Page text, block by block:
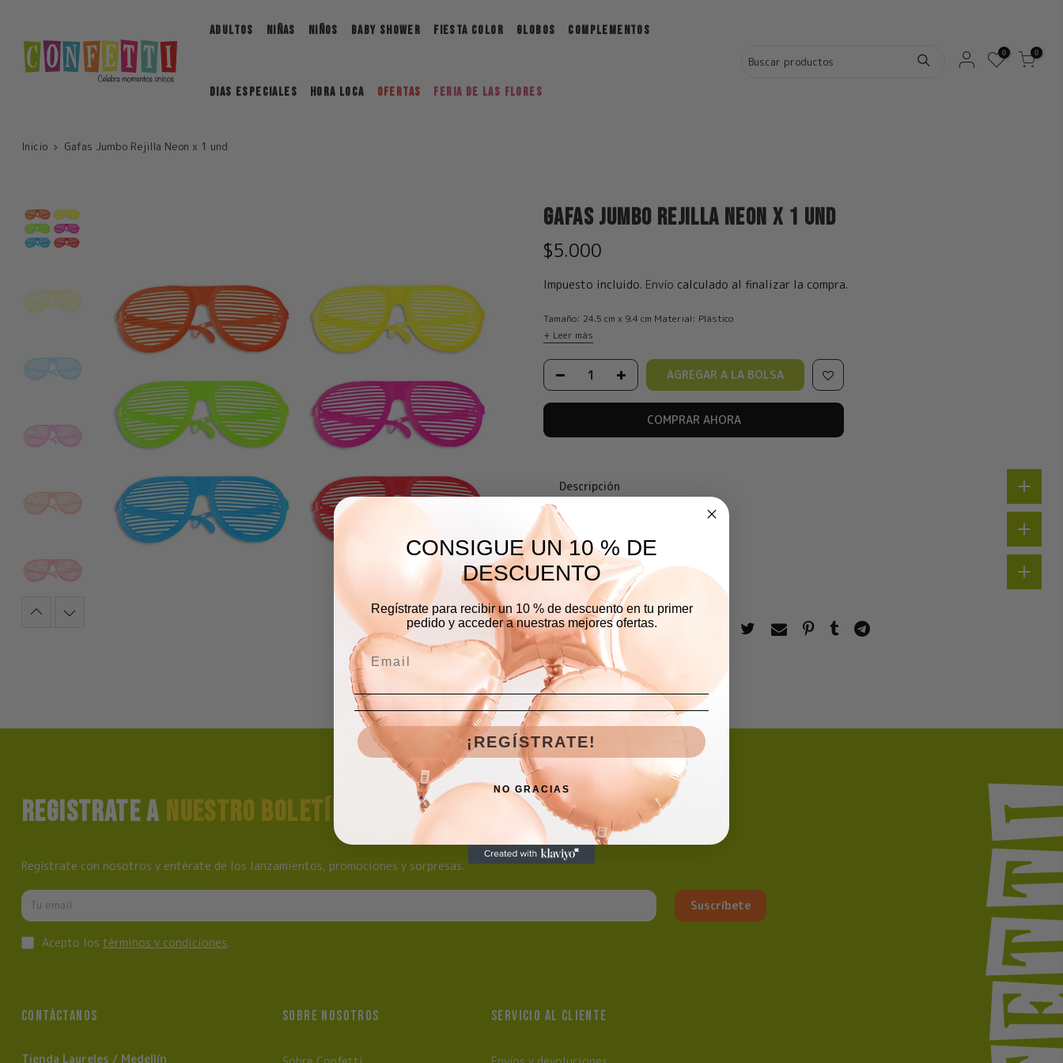
ADULTOS
NIÑAS NIÑOS BABY SHOWER FIESTA COLOR GLOBOS COMPLEMENTOS
DIAS ESPECIALES Hora Loca Ofertas FERIA DE LAS FLORES
0 0
Inicio Gafas Jumbo Rejilla Neon x 1 und
Gafas Jumbo Rejilla Neon x 1 und
$5.000
Impuesto incluido. Envío calculado al finalizar la compra.
Tamaño: 24.5 cm x 9.4 cm Material: Plástico
+ Leer más
AGREGAR A LA BOLSA
COMPRAR AHORA
Descripción
Envíos y devoluciones
Comentarios
REGISTRATE A NUESTRO BOLETÍN
Regístrate con nosotros y entérate de los lanzamientos, promociones y sorpresas.
Suscríbete
Acepto los términos y condiciones.
CONTÁCTANOS
Tienda Laureles / Medellín
SOBRE NOSOTROS SERVICIO AL CLIENTE
CONSIGUE UN 10 % DE
DESCUENTO
Regístrate para recibir un 10 % de descuento en tu primer
pedido y acceder a nuestras mejores ofertas.
¡REGÍSTRATE!
NO GRACIAS